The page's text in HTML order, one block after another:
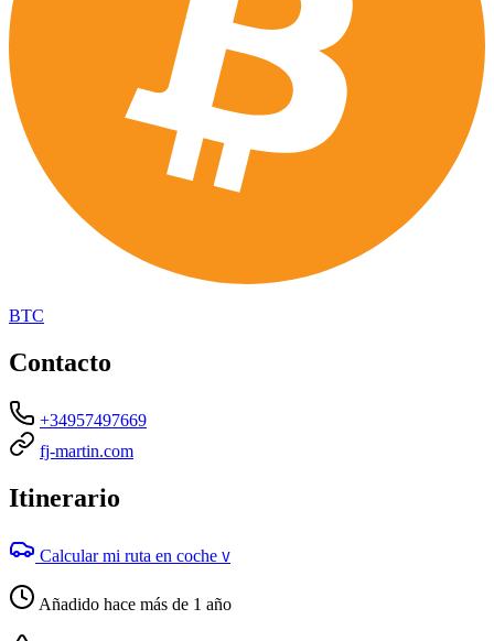
BTC
Contacto
+34957497669
fj-martin.com
Itinerario
Calcular mi ruta en coche V
Añadido hace más de 1 año